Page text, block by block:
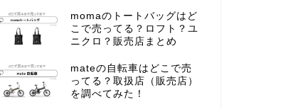
momaのトートバッグはど
こで売ってる？ロフト？ユ
ニクロ？販売店まとめ
mateの自転車はどこで売
ってる？取扱店（販売店）
を調べてみた！